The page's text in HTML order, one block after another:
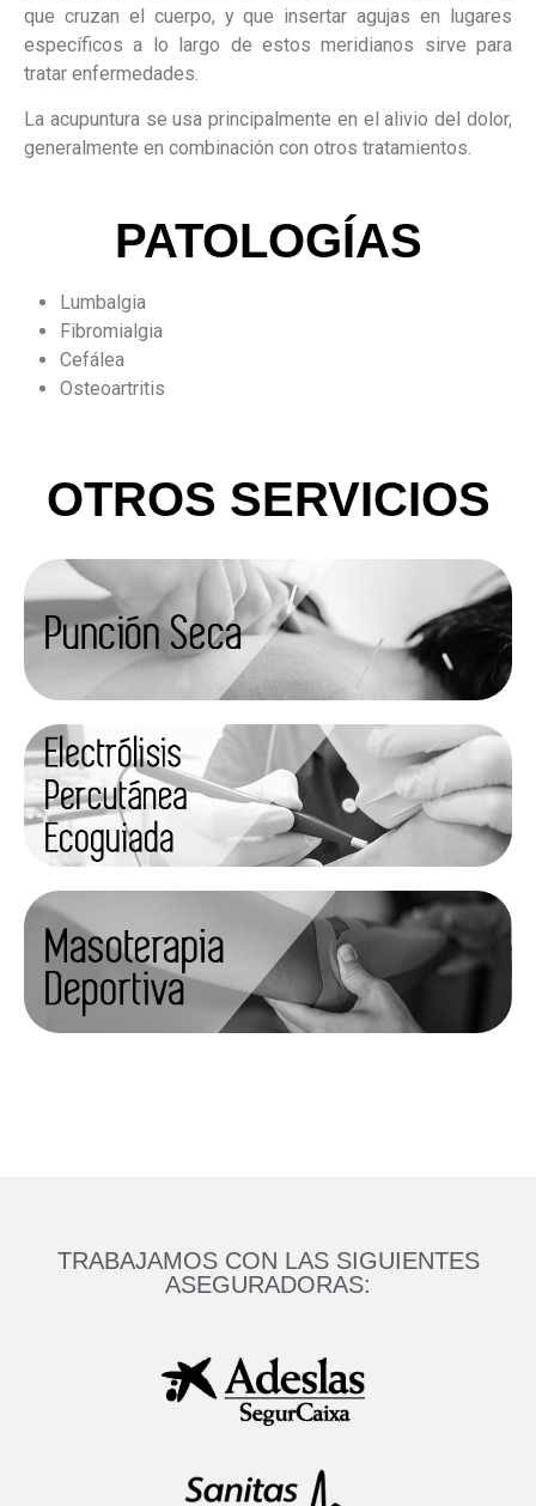
que cruzan el cuerpo, ​ y que insertar agujas en lugares
específicos a lo largo de estos meridianos sirve para
tratar enfermedades.
La acupuntura se usa principalmente en el alivio del dolor,
generalmente en combinación con otros tratamientos.
PATOLOGÍAS
Lumbalgia
Fibromialgia
Cefálea
Osteoartritis
OTROS SERVICIOS
TRABAJAMOS CON LAS SIGUIENTES
ASEGURADORAS: